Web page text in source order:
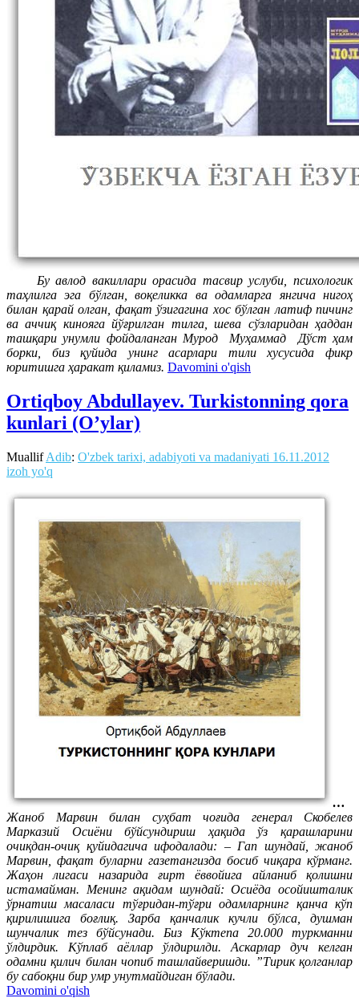
Бу авлод вакиллари орасида тасвир услуби, психологик
таҳлилга эга бўлган, воқеликка ва одамларга янгича нигоҳ
билан қарай олган, фақат ўзигагина хос бўлган латиф пичинг
ва аччиқ кинояга йўғрилган тилга, шева сўзларидан ҳаддан
ташқари унумли фойдаланган Мурод Муҳаммад Дўст ҳам
борки, биз қуйида унинг асарлари тили хусусида фикр
юритишга ҳаракат қиламиз. Davomini o'qish
Ortiqboy Abdullayev. Turkistonning qora
kunlari (O’ylar)
MuallifAdib: O'zbek tarixi, adabiyoti va madaniyati 16.11.2012
izoh yo'q
…
Жаноб Марвин билан суҳбат чоғида генерал Скобелев
Марказий Осиёни бўйсундириш ҳақида ўз қарашларини
очиқдан-очиқ қуйидагича ифодалади: – Гап шундай, жаноб
Марвин, фақат буларни газетангизда босиб чиқара кўрманг.
Жаҳон лигаси назарида ғирт ёввойига айланиб қолишни
истамайман. Менинг ақидам шундай: Осиёда осойишталик
ўрнатиш масаласи тўғридан-тўғри одамларнинг қанча кўп
қирилишига боғлиқ. Зарба қанчалик кучли бўлса, душман
шунчалик тез бўйсунади. Биз Кўктепа 20.000 туркманни
ўлдирдик. Кўплаб аёллар ўлдирилди. Аскарлар дуч келган
одамни қилич билан чопиб ташлайверишди. ”Тирик қолганлар
бу сабоқни бир умр унутмайдиган бўлади.
Davomini o'qish